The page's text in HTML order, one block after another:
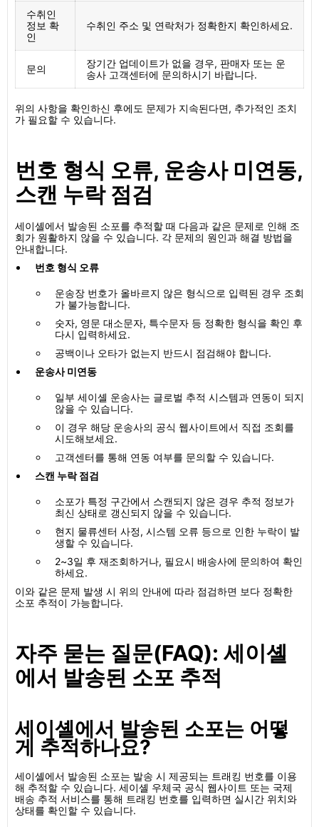
수취인
정보 확
인
수취인 주소 및 연락처가 정확한지 확인하세요.
문의
장기간 업데이트가 없을 경우, 판매자 또는 운
송사 고객센터에 문의하시기 바랍니다.
위의 사항을 확인하신 후에도 문제가 지속된다면, 추가적인 조치
가 필요할 수 있습니다.
번호 형식 오류, 운송사 미연동,
스캔 누락 점검
세이셸에서 발송된 소포를 추적할 때 다음과 같은 문제로 인해 조
회가 원활하지 않을 수 있습니다. 각 문제의 원인과 해결 방법을
안내합니다.
번호 형식 오류
운송장 번호가 올바르지 않은 형식으로 입력된 경우 조회
가 불가능합니다.
숫자, 영문 대소문자, 특수문자 등 정확한 형식을 확인 후
다시 입력하세요.
공백이나 오타가 없는지 반드시 점검해야 합니다.
운송사 미연동
일부 세이셸 운송사는 글로벌 추적 시스템과 연동이 되지
않을 수 있습니다.
이 경우 해당 운송사의 공식 웹사이트에서 직접 조회를
시도해보세요.
고객센터를 통해 연동 여부를 문의할 수 있습니다.
스캔 누락 점검
소포가 특정 구간에서 스캔되지 않은 경우 추적 정보가
최신 상태로 갱신되지 않을 수 있습니다.
현지 물류센터 사정, 시스템 오류 등으로 인한 누락이 발
생할 수 있습니다.
2~3일 후 재조회하거나, 필요시 배송사에 문의하여 확인
하세요.
이와 같은 문제 발생 시 위의 안내에 따라 점검하면 보다 정확한
소포 추적이 가능합니다.
자주 묻는 질문(FAQ): 세이셸
에서 발송된 소포 추적
세이셸에서 발송된 소포는 어떻
게 추적하나요?
세이셸에서 발송된 소포는 발송 시 제공되는 트래킹 번호를 이용
해 추적할 수 있습니다. 세이셸 우체국 공식 웹사이트 또는 국제
배송 추적 서비스를 통해 트래킹 번호를 입력하면 실시간 위치와
상태를 확인할 수 있습니다.